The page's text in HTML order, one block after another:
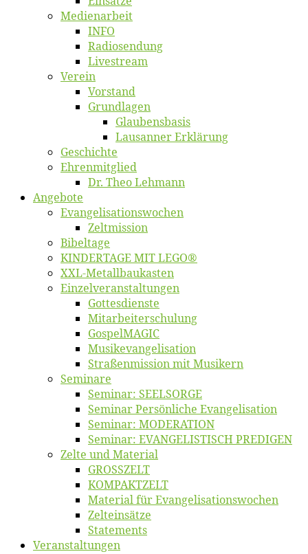
Me­di­en­ar­beit
INFO
Ra­dio­sen­dung
Live­stream
Ver­ein
Vor­stand
Grund­la­gen
Glaubens­ba­sis
Lausan­ner Erklärung
Ge­schich­te
Eh­ren­mit­glied
Dr. Theo Lehmann
An­ge­bo­te
Evangelisa­tions­wo­chen
Zelt­mis­si­on
Bi­bel­ta­ge
KINDERTAGE MIT LEGO®
XXL-Me­­tal­l­­bau­­kas­­ten
Einzelver­an­stal­tungen
Got­tes­diens­te
Mitarbeiter­schulung
Gos­pel­MA­GIC
Musikevan­ge­li­sa­tion
Straßenmis­sion mit Musikern
Se­mi­na­re
Se­mi­nar: SEELSORGE
Se­mi­nar Per­sön­li­che Evangelisation
Se­mi­nar: MODERATION
Se­mi­nar: EVANGELISTISCH PREDIGEN
Zel­te und Material
GROSSZELT
KOMPAKTZELT
Ma­te­ri­al für Evangelisationswochen
Zelt­ein­sät­ze
State­ments
Ver­an­stal­tun­gen